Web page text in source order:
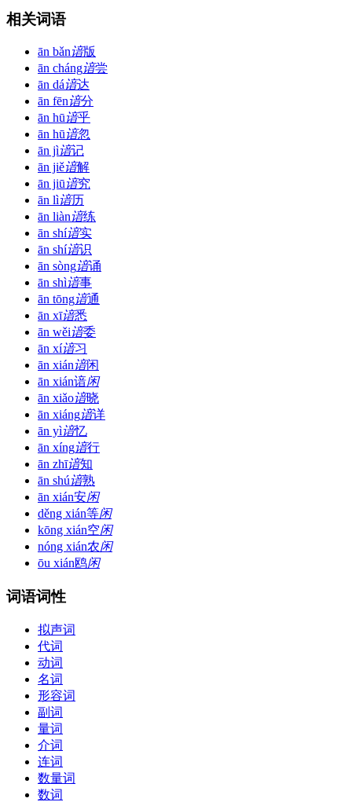
相关词语
ān bǎn谙版
ān cháng谙尝
ān dá谙达
ān fēn谙分
ān hū谙乎
ān hū谙忽
ān jì谙记
ān jiě谙解
ān jiū谙究
ān lì谙历
ān liàn谙练
ān shí谙实
ān shí谙识
ān sòng谙诵
ān shì谙事
ān tōng谙通
ān xī谙悉
ān wěi谙委
ān xí谙习
ān xián谙闲
ān xián谙闲
ān xiǎo谙晓
ān xiáng谙详
ān yì谙忆
ān xíng谙行
ān zhī谙知
ān shú谙熟
ān xián安闲
děng xián等闲
kōng xián空闲
nóng xián农闲
ōu xián鸥闲
词语词性
拟声词
代词
动词
名词
形容词
副词
量词
介词
连词
数量词
数词